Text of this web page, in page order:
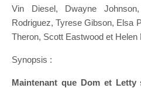
Vin Diesel, Dwayne
Rodriguez, Tyrese Gibson, Elsa
Theron, Scott Eastwood et Helen
Synopsis :
Maintenant que Dom et